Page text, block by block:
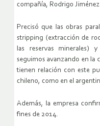
compañía, Rodrigo Jiménez.
Precisó que las obras
stripping (extracción de
las reservas minerales)
seguimos avanzando en la
tienen relación con este
chileno, como en el
Además, la empresa
fines de 2014.